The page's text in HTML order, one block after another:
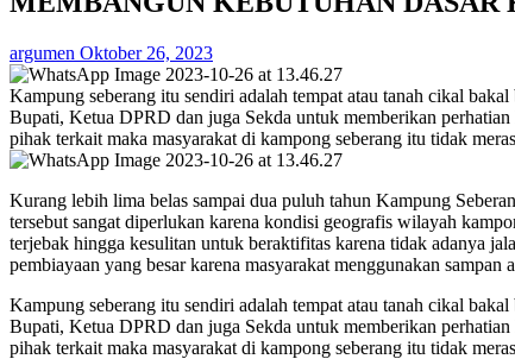
argumen Oktober 26, 2023
Kampung seberang itu sendiri adalah tempat atau tanah cikal
Bupati, Ketua DPRD dan juga Sekda untuk memberikan
pihak terkait maka masyarakat di kampong seberang itu tidak
Kurang lebih lima belas sampai dua puluh tahun Kampung
tersebut sangat diperlukan karena kondisi geografis wilayah
terjebak hingga kesulitan untuk beraktifitas karena tidak adanya
pembiayaan yang besar karena masyarakat menggunakan
Kampung seberang itu sendiri adalah tempat atau tanah cikal
Bupati, Ketua DPRD dan juga Sekda untuk memberikan
pihak terkait maka masyarakat di kampong seberang itu tidak